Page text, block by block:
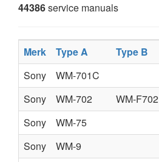
44386service manuals
Merk Type A Type B
Sony
WM-701C
Sony
WM-702
WM-F702
Sony
WM-75
Sony
WM-9